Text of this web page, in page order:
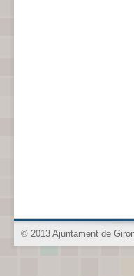
© 2013 Ajuntament de